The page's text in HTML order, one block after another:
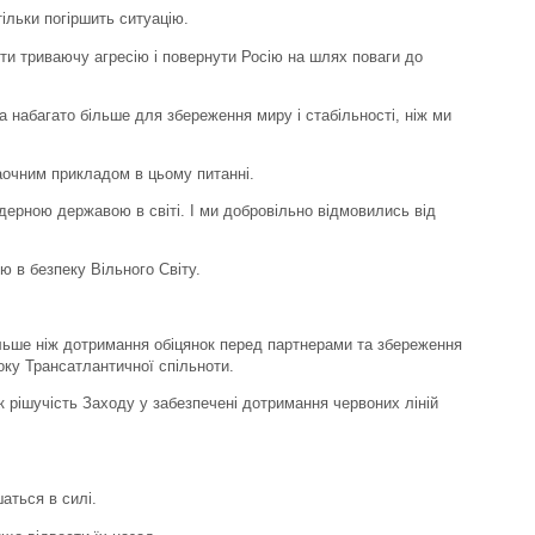
погіршить ситуацію.
триваючу агресію і повернути Росію на шлях поваги до
більше для збереження миру і стабільності, ніж ми
прикладом в цьому питанні.
державою в світі. І ми добровільно відмовились від
в безпеку Вільного Світу.
ніж дотримання обіцянок перед партнерами та збереження
Трансатлантичної спільноти.
Заходу у забезпечені дотримання червоних ліній
в силі.